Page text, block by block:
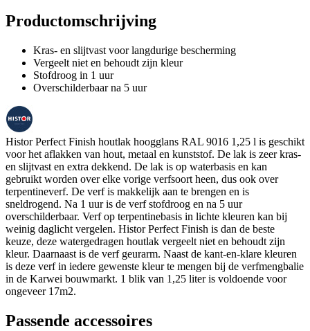
Productomschrijving
Kras- en slijtvast voor langdurige bescherming
Vergeelt niet en behoudt zijn kleur
Stofdroog in 1 uur
Overschilderbaar na 5 uur
Histor Perfect Finish houtlak hoogglans RAL 9016 1,25 l is geschikt
voor het aflakken van hout, metaal en kunststof. De lak is zeer kras-
en slijtvast en extra dekkend. De lak is op waterbasis en kan
gebruikt worden over elke vorige verfsoort heen, dus ook over
terpentineverf. De verf is makkelijk aan te brengen en is
sneldrogend. Na 1 uur is de verf stofdroog en na 5 uur
overschilderbaar. Verf op terpentinebasis in lichte kleuren kan bij
weinig daglicht vergelen. Histor Perfect Finish is dan de beste
keuze, deze watergedragen houtlak vergeelt niet en behoudt zijn
kleur. Daarnaast is de verf geurarm. Naast de kant-en-klare kleuren
is deze verf in iedere gewenste kleur te mengen bij de verfmengbalie
in de Karwei bouwmarkt. 1 blik van 1,25 liter is voldoende voor
ongeveer 17m2.
Passende accessoires